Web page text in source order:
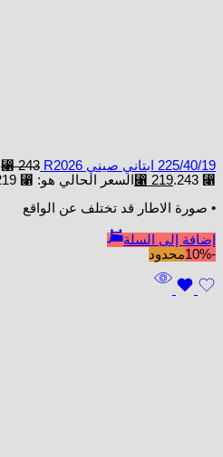
225/40/19 ابتاني صيني R2026 ⃁243
⃁ 243.
⃁ 219 السعر الحالي هو: ⃁ 219.
• صورة الاطار قد تختلف عن الواقع
إضافة إلى السلة
-10%
محدود